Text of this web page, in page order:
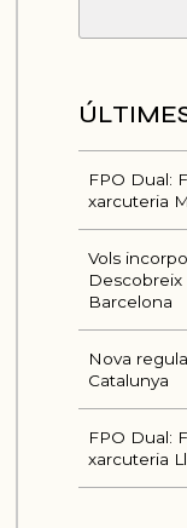
FPO Dual:
xarcuteria
Vols
Descobreix
Barcelona
Nova
Catalunya
FPO Dual:
xarcuteria